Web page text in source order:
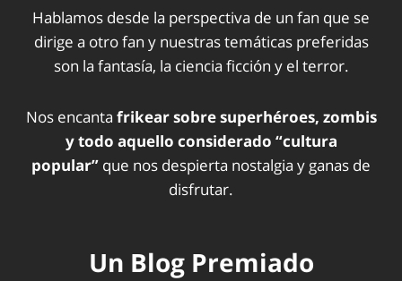
Hablamos desde la perspectiva de un fan que se
dirige a otro fan y nuestras temáticas preferidas
son la fantasía, la ciencia ficción y el terror.
Nos encanta frikear sobre superhéroes, zombis
y todo aquello considerado “cultura
popular” que nos despierta nostalgia y ganas de
disfrutar.
Un Blog Premiado